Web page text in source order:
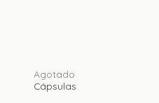
Agotado
Cápsulas